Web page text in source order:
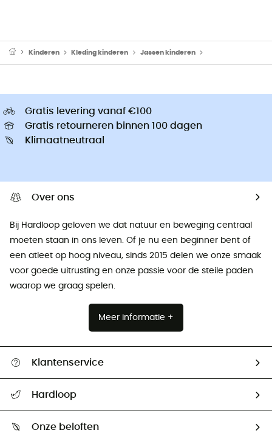
Kinderen Kleding kinderen Jassen kinderen
Gratis levering vanaf €100
Gratis retourneren binnen 100 dagen
Klimaatneutraal
Over ons
Bij Hardloop geloven we dat natuur en beweging centraal
moeten staan ​​in ons leven. Of je nu een beginner bent of
een atleet op hoog niveau, sinds 2015 delen we onze smaak
voor goede uitrusting en onze passie voor de steile paden
waarop we graag spelen.
Meer informatie +
Klantenservice
Retourzendingen & Terugbetalingen
Hardloop
Onze beloften